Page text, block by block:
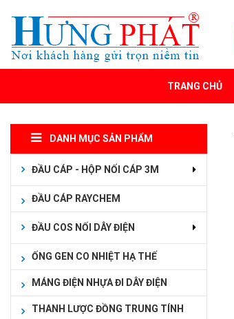
TRANG CHỦ
DANH MỤC SẢN PHẨM
ĐẦU CÁP - HỘP NỐI CÁP 3M
ĐẦU CÁP RAYCHEM
ĐẦU COS NỐI DÂY ĐIỆN
ỐNG GEN CO NHIỆT HẠ THẾ
MÁNG ĐIỆN NHỰA ĐI DÂY ĐIỆN
THANH LƯỢC ĐỒNG TRUNG TÍNH